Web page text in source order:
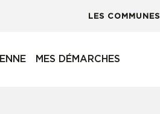
LES COMMUNES
MES DÉMARCHES